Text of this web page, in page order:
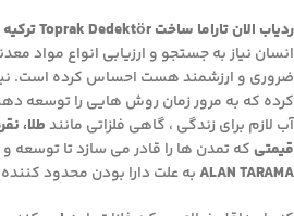
ردیاب الان تاراما ساخت Toprak Dedektör ترکیه
انسان نیاز به جستجو و ارزیابی انواع مواد
ضروری و ارزشمند هست احساس کرده است.
کرده که به مرور زمان روش هایی را توسعه
آب لازم برای زندگی ، گاهی فلزاتی مانندطلا،
قیمتیکه تمدن ها را قادر می سازد تا توسعه
ALAN TARAMAبه علت دارا بودن محدود